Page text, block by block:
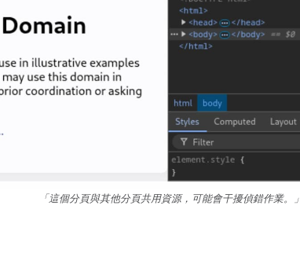
「這個分頁與其他分頁共用資源，可能會干擾偵錯作業。